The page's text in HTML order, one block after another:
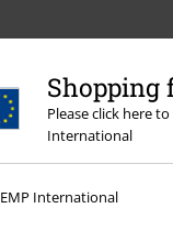
Please click here
International
EMP International